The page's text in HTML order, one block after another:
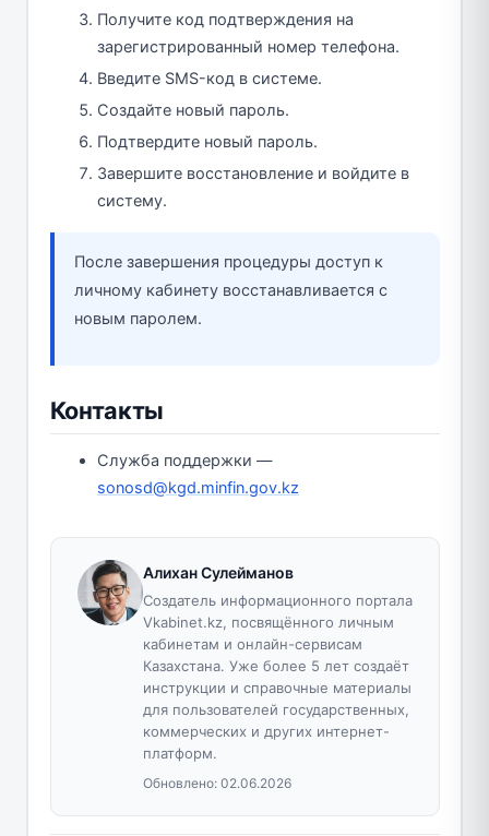
Получите код подтверждения на
зарегистрированный номер телефона.
Введите SMS-код в системе.
Создайте новый пароль.
Подтвердите новый пароль.
Завершите восстановление и войдите в
систему.
После завершения процедуры доступ к
личному кабинету восстанавливается с
новым паролем.
Контакты
Служба поддержки —
sonosd@kgd.minfin.gov.kz
Алихан Сулейманов
Создатель информационного портала
Vkabinet.kz, посвящённого личным
кабинетам и онлайн-сервисам
Казахстана. Уже более 5 лет создаёт
инструкции и справочные материалы
для пользователей государственных,
коммерческих и других интернет-
платформ.
Обновлено: 02.06.2026